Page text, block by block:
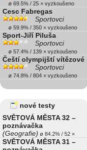
ø 69.5% / 25 × vyzkoušeno
Cesc Fabregas
Sportovci
ø 59.9% / 350 × vyzkoušeno
Sport-Jiří Piluša
Sportovci
ø 57.4% / 139 × vyzkoušeno
Čeští olympijští vítězové
Sportovci
ø 74.8% / 804 × vyzkoušeno
nové testy
SVĚTOVÁ MĚSTA 32 –
poznávačka
(Geografie) ø 84.2% / 52 ×
SVĚTOVÁ MĚSTA 31 –